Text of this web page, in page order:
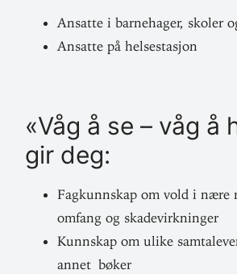
Ansatte i barne­hager, skoler
Ansatte på helsestasjon
«Våg å se – våg å
gir deg:
Fag­kunnskap om vold i nære
omfang og skadevirkninger
Kunnskap om ulike
annet bøker